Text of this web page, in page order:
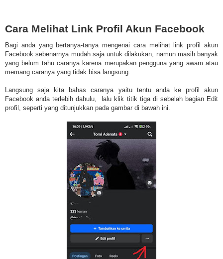
Cara Melihat Link Profil Akun Facebook
Bagi anda yang bertanya-tanya mengenai cara melihat link profil akun
Facebook sebenarnya mudah saja untuk dilakukan, namun masih banyak
yang belum tahu caranya karena merupakan pengguna yang awam atau
memang caranya yang tidak bisa langsung.
Langsung saja kita bahas caranya yaitu tentu anda ke profil akun
Facebook anda terlebih dahulu, lalu klik titik tiga di sebelah bagian Edit
profil, seperti yang ditunjukkan pada gambar di bawah ini.